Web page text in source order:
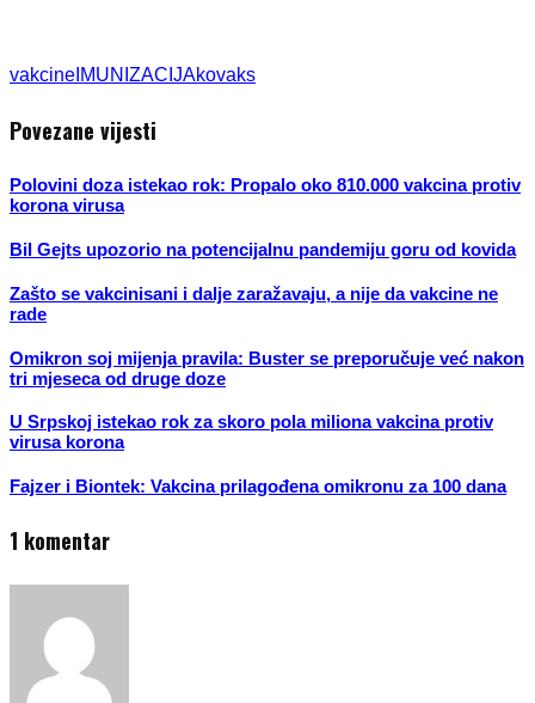
vakcine IMUNIZACIJAkovaks
Povezane vijesti
Polovini doza istekao rok: Propalo oko 810.000 vakcina protiv
korona virusa
Bil Gejts upozorio na potencijalnu pandemiju goru od kovida
Zašto se vakcinisani i dalje zaražavaju, a nije da vakcine ne
rade
Omikron soj mijenja pravila: Buster se preporučuje već nakon
tri mjeseca od druge doze
U Srpskoj istekao rok za skoro pola miliona vakcina protiv
virusa korona
Fajzer i Biontek: Vakcina prilagođena omikronu za 100 dana
1 komentar